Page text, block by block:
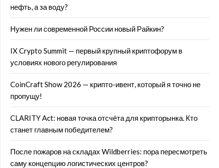
нефть, а за воду?
Нужен ли современной России новый Райкин?
IX Crypto Summit — первый крупный криптофорум в
условиях нового регулирования
CoinCraft Show 2026 — крипто-ивент, который я точно не
пропущу!
CLARITY Act: новая точка отсчёта для крипторынка. Кто
станет главным победителем?
После пожаров на складах Wildberries: пора пересмотреть
саму концепцию логистических центров?